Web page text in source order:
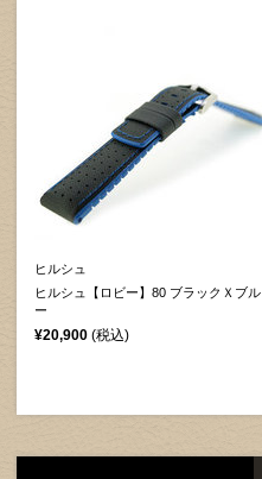
ヒルシュ
ヒルシュ【ロビー】80 ブラックＸブル
ー
¥20,900 (税込)